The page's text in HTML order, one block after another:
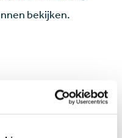
bekijken.
en deze Amerika in